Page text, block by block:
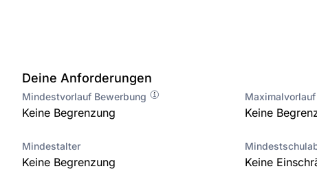
Deine Anforderungen
Mindestvorlauf Bewerbung
Keine Begrenzung Keine
Mindestalter
Keine Begrenzung Keine